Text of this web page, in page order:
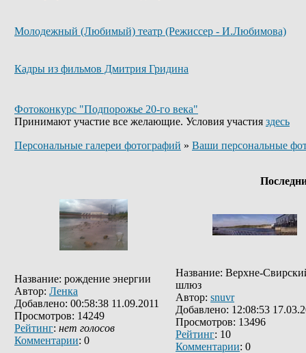
Молодежный (Любимый) театр (Режиссер - И.Любимова)
Кадры из фильмов Дмитрия Гридина
Фотоконкурс "Подпорожье 20-го века"
Принимают участие все желающие. Условия участия здесь
Персональные галереи фотографий » Ваши персональные
Название: рождение энергии
Автор: Ленка
Добавлено: 00:58:38 11.09.2011
Просмотров: 14249
Рейтинг: нет голосов
Комментарии: 0
Название: Верхне-
шлюз
Автор: snuvr
Добавлено: 12:08:53
Просмотров: 13496
Рейтинг: 10
Комментарии: 0